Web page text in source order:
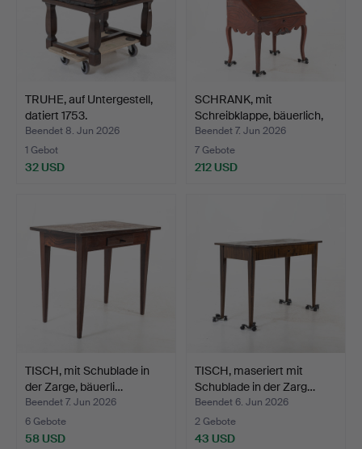
TRUHE, auf Untergestell,
datiert 1753.
Beendet 8. Jun 2026
1 Gebot
32 USD
SCHRANK, mit
Schreibklappe, bäuerlich,
19.…
Beendet 7. Jun 2026
7 Gebote
212 USD
TISCH, mit Schublade in
der Zarge, bäuerli…
Beendet 7. Jun 2026
6 Gebote
58 USD
TISCH, maseriert mit
Schublade in der Zarg…
Beendet 6. Jun 2026
2 Gebote
43 USD